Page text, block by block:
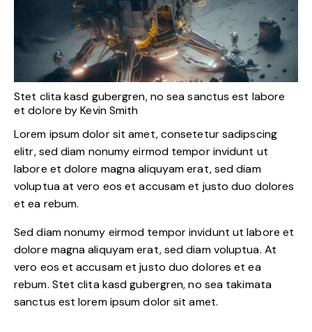
Stet clita kasd gubergren, no sea sanctus est labore
et dolore byKevin Smith
Lorem ipsum dolor sit amet, consetetur sadipscing
elitr, sed diam nonumy eirmod tempor invidunt ut
labore et dolore magna aliquyam erat, sed diam
voluptua at vero eos et accusam et justo duo dolores
et ea rebum.
Sed diam nonumy eirmod tempor invidunt ut labore et
dolore magna aliquyam erat, sed diam voluptua. At
vero eos et accusam et justo duo dolores et ea
rebum. Stet clita kasd gubergren, no sea takimata
sanctus est lorem ipsum dolor sit amet.